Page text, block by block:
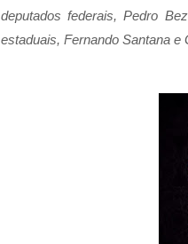
deputados federais, Pedro
estaduais, Fernando Santana e